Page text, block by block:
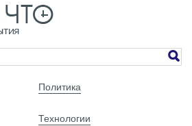
Политика
Технологии